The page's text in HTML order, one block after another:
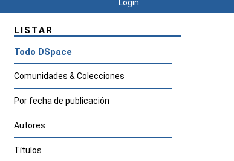
Login
LISTAR
Todo DSpace
Comunidades & Colecciones
Por fecha de publicación
Autores
Títulos